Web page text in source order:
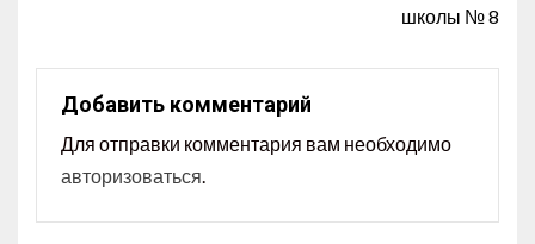
школы № 8
Добавить комментарий
Для отправки комментария вам необходимо
авторизоваться.